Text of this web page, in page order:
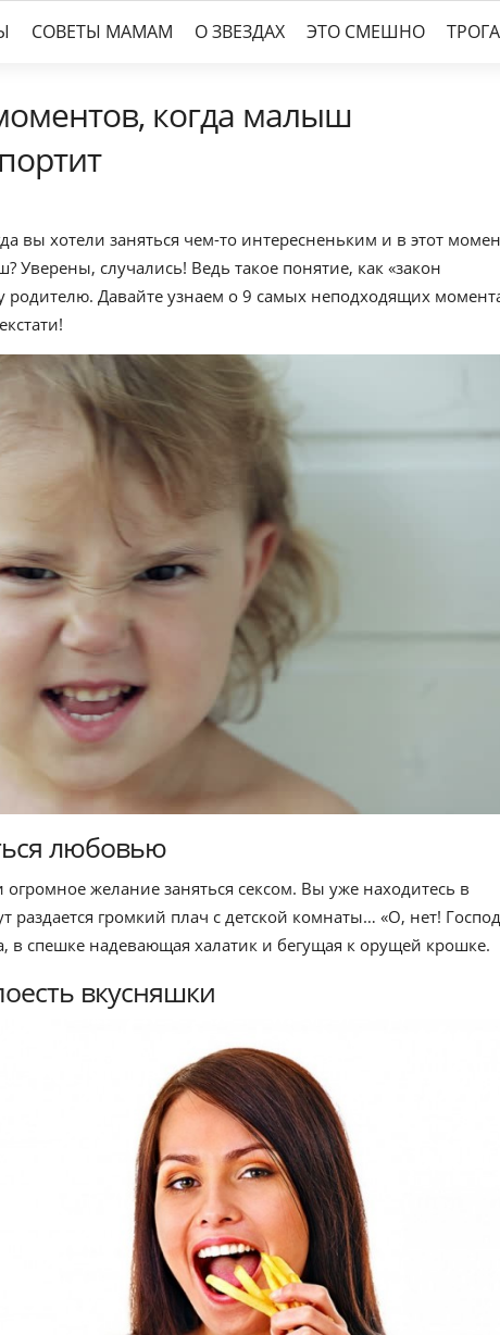
СОВЕТЫ МАМАМ О ЗВЕЗДАХ ЭТО СМЕШНО
когда малыш
вы хотели заняться чем-то интересненьким и в этот
Уверены, случались! Ведь такое понятие, как «закон
Давайте узнаем о 9 самых неподходящих
любовью
желание заняться сексом. Вы уже находитесь в
громкий плач с детской комнаты… «О, нет!
в спешке надевающая халатик и бегущая к орущей крошке.
вкусняшки